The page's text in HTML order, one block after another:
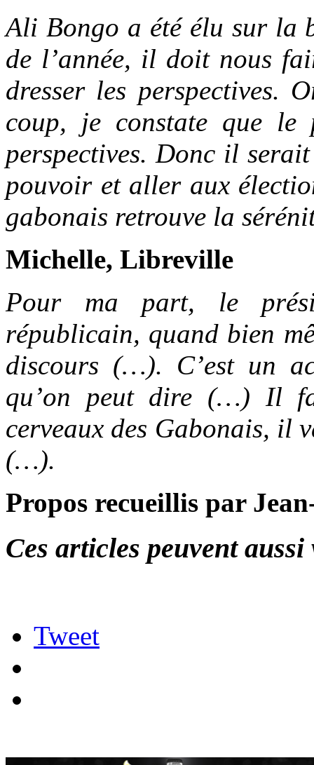
Ali Bongo a été élu sur la
de l’année, il doit nous
dresser les perspectives.
coup, je constate que le
perspectives. Donc il
pouvoir et aller aux
gabonais retrouve la
Michelle, Libreville
Pour ma part, le
républicain, quand bien
discours (…). C’est un
qu’on peut dire (…) Il
cerveaux des Gabonais, il
(…).
Propos recueillis par
Ces articles peuvent
Tweet